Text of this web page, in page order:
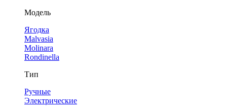
Модель
Ягодка
Malvasia
Molinara
Rondinella
Тип
Ручные
Электрические